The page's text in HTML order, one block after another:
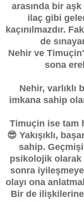
arasında bir
ilaç gibi
kaçınılmazdır.
de
Nehir ve
sona
Nehir,
imkana sahip
Timuçin ise tam
😎 Yakışıklı,
sahip.
psikolojik olarak
sonra
olayı ona
Bir de